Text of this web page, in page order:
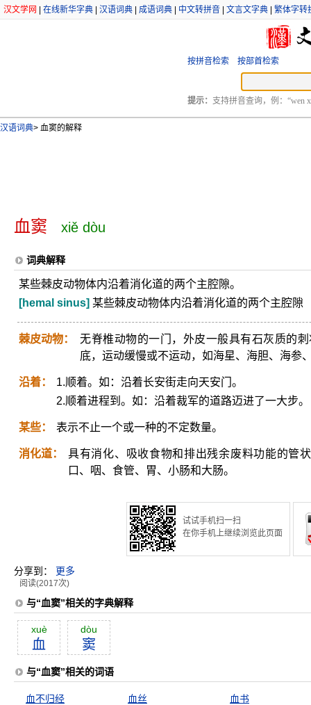
汉文学网 在线新华字典 汉语词典 成语词典 中文转拼音 文言文字典 繁体字转
按拼音检索 按部首检索
提示： 支持拼音查询，例：“wen
汉语词典> 血窦的解释
血窦 xiě dòu
词典解释
某些棘皮动物体内沿着消化道的两个主腔隙。
[hemal sinus] 某些棘皮动物体内沿着消化道的两个主腔隙
棘皮动物：
无脊椎动物的一门，外皮一般具有石灰质的
底，运动缓慢或不运动，如海星、海胆、海参
沿着：
1.顺着。如：沿着长安街走向天安门。
2.顺着进程到。如：沿着裁军的道路迈进了一大步。
某些： 表示不止一个或一种的不定数量。
消化道：
具有消化、吸收食物和排出残余废料功能的管
口、咽、食管、胃、小肠和大肠。
试试手机扫一扫
在你手机上继续浏览此页面
分享到： 更多
阅读(2017次)
与“血窦”相关的字典解释
xuè
血
dòu
窦
与“血窦”相关的词语
血不归经 血丝
血书